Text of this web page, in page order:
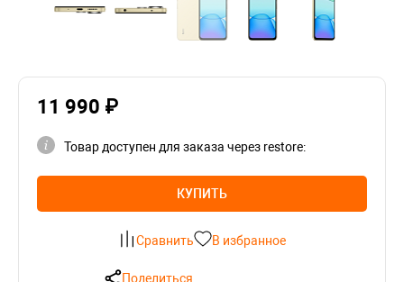
11 990 ₽
Товар доступен для заказа через restore:
КУПИТЬ
Сравнить В избранное
Поделиться